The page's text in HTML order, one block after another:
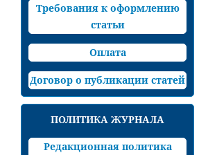
Требования к оформлению
статьи
Оплата
Договор о публикации статей
ПОЛИТИКА ЖУРНАЛА
Редакционная политика